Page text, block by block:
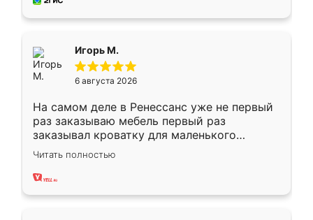
Игорь М.
6 августа 2026
На самом деле в Ренессанс уже не первый
раз заказываю мебель первый раз
заказывал кроватку для маленького
ребёнка при его рождении ,во второй раз
заказал шкаф-купе. По качеству очень
хорошее сборка достаточно быстрая,
Читать полностью